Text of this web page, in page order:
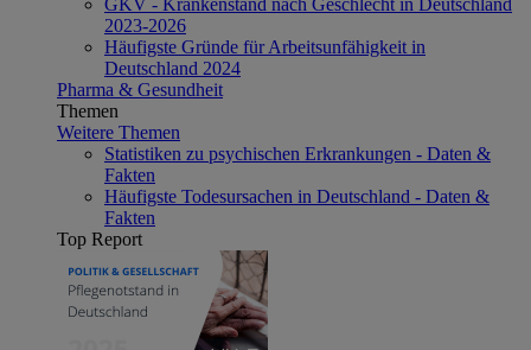
2023-2026
Häufigste Gründe für Arbeitsunfähigkeit in
Deutschland 2024
Pharma & Gesundheit
Themen
Weitere Themen
Statistiken zu psychischen Erkrankungen - Daten &
Fakten
Häufigste Todesursachen in Deutschland - Daten &
Fakten
Top Report